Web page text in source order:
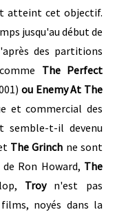
atteint cet objectif.
jusqu'au début de
des partitions
The Perfect
ou Enemy At The
et commercial des
semble-t-il devenu
The Grinch ne sont
Ron Howard, The
Troyn'est pas
noyés dans la